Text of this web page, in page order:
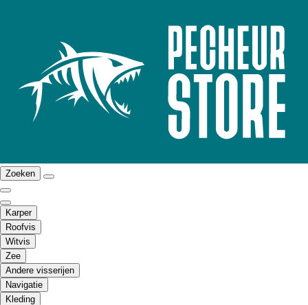
Zoeken
Karper
Roofvis
Witvis
Zee
Andere visserijen
Navigatie
Kleding